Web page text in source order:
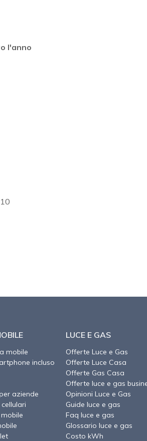
l'anno
mobile
incluso
aziende
LUCE E GAS
Offerte Luce e Gas
Offerte Luce Casa
Offerte Gas Casa
Offerte luce e gas
Opinioni Luce e Gas
Guide luce e gas
Faq luce e gas
Glossario luce e gas
Costo kWh